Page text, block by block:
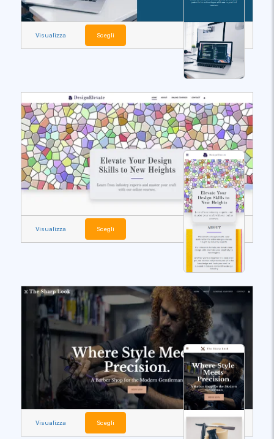
Visualizza Scegli
Visualizza Scegli
Visualizza Scegli